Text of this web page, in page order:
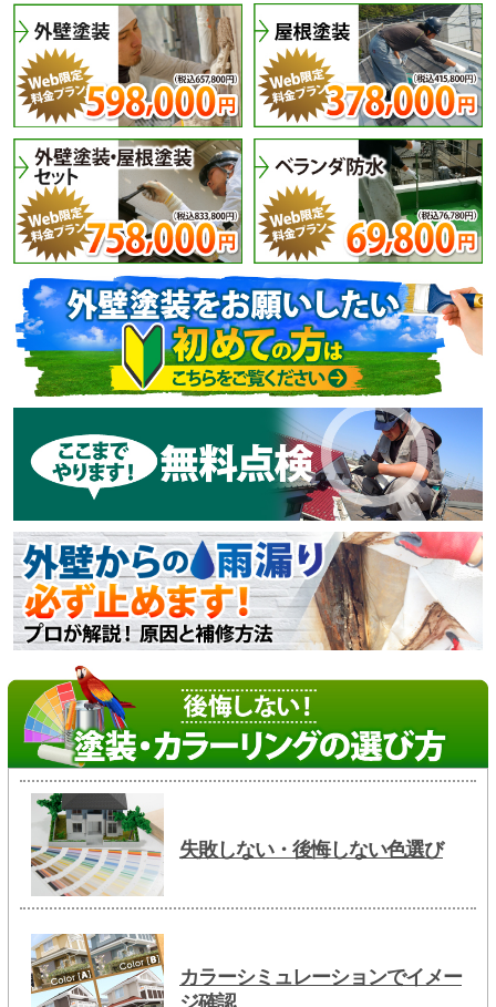
失敗しない・後悔しない色選び
カラーシミュレーションでイメー